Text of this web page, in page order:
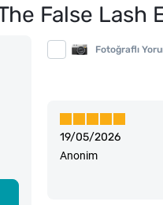
False Lash
Fotoğraflı
19/05/2026
Anonim